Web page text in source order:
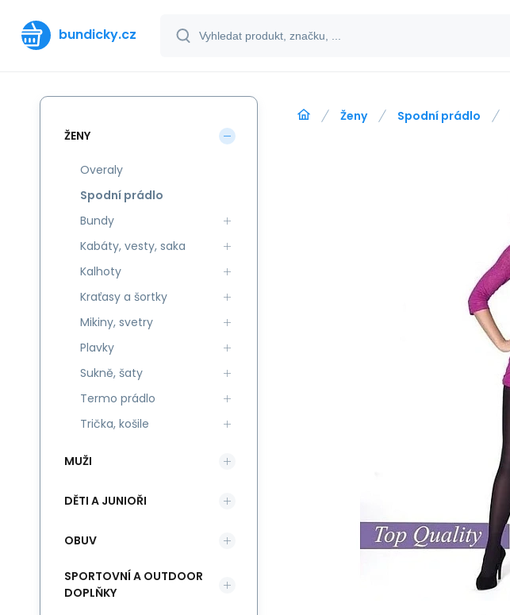
bundicky.cz
Ženy Spodní prádlo
ŽENY
Overaly
Spodní prádlo
Bundy
Kabáty, vesty, saka
Kalhoty
Kraťasy a šortky
Mikiny, svetry
Plavky
Sukně, šaty
Termo prádlo
Trička, košile
MUŽI
DĚTI A JUNIOŘI
OBUV
SPORTOVNÍ A OUTDOOR
DOPLŇKY